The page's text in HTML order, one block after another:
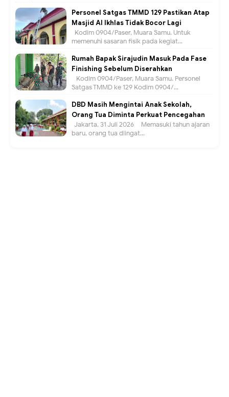
Personel Satgas TMMD 129 Pastikan Atap
Masjid Al Ikhlas Tidak Bocor Lagi
Kodim 0904/Paser, Muara Samu. Untuk
memenuhi sasaran fisik pada kegiat...
Rumah Bapak Sirajudin Masuk Pada Fase
Finishing Sebelum Diserahkan
Kodim 0904/Paser, Muara Samu. Personel
Satgas TMMD ke 129 Kodim 0904/...
DBD Masih Mengintai Anak Sekolah,
Orang Tua Diminta Perkuat Pencegahan
Jakarta, 31 Juli 2026 – Memasuki tahun ajaran
baru, orang tua diingat...